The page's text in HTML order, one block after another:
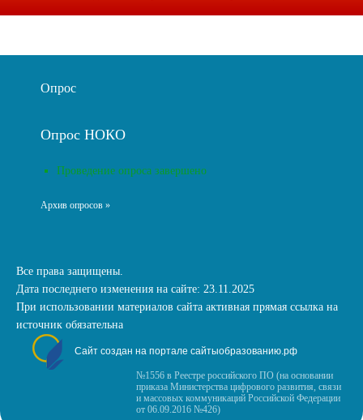
Опрос
Опрос НОКО
Проведение опроса завершено
Архив опросов »
Все права защищены.
Дата последнего изменения на сайте: 23.11.2025
При использовании материалов сайта активная прямая ссылка на
источник обязательна
Сайт создан на портале сайтыобразованию.рф
№1556 в Реестре российского ПО (на основании
приказа Министерства цифрового развития, связи
и массовых коммуникаций Российской Федерации
от 06.09.2016 №426)